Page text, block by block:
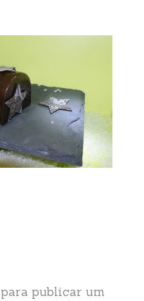
para publicar um